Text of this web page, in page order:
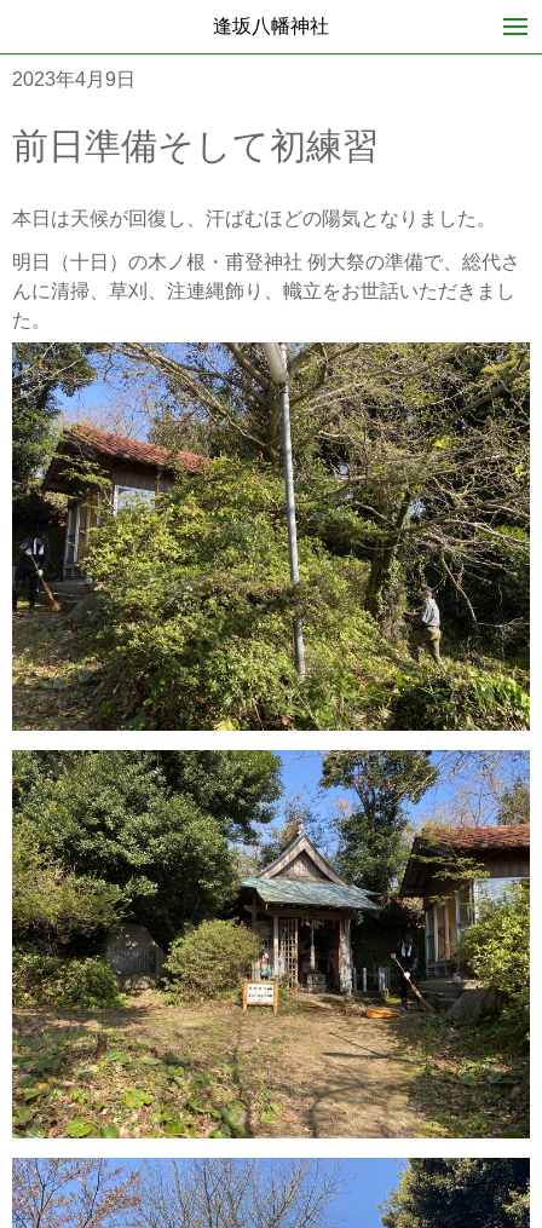
逢坂八幡神社
2023年4月9日
前日準備そして初練習
本日は天候が回復し、汗ばむほどの陽気となりました。
明日（十日）の木ノ根・甫登神社 例大祭の準備で、総代さ
んに清掃、草刈、注連縄飾り、幟立をお世話いただきまし
た。